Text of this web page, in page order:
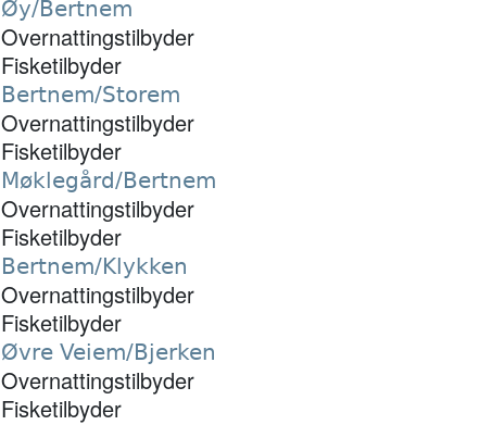
Øy/Bertnem
Overnattingstilbyder
Fisketilbyder
Bertnem/Storem
Overnattingstilbyder
Fisketilbyder
Møklegård/Bertnem
Overnattingstilbyder
Fisketilbyder
Bertnem/Klykken
Overnattingstilbyder
Fisketilbyder
Øvre Veiem/Bjerken
Overnattingstilbyder
Fisketilbyder